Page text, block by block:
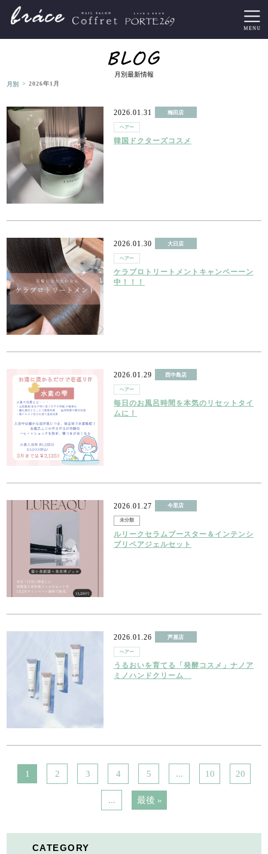
月別最新情報
月別> 2026年1月
2026.01.31 梅田店
ヘアー
韓国ドクターズコスメ
2026.01.30 大日店
ヘアー
ケラブロトリートメントキャンペーーン
中！！！
2026.01.29 西中島店
ヘアー
毎日のお風呂時間を本気のリセットタイ
ムに！
2026.01.27 今里店
未分類
ルリークセラムブースター＆インテンシ
ブリペアジェルセット
2026.01.26 芦屋店
ヘアー
うるおいを育てる「発酵コスメ」ナノア
ミノハンドクリーム
1 2 3 4 5 ... 10 20
... 最後 »
CATEGORY